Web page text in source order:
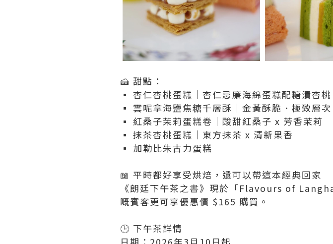
🍰 甜點：
▪️ 杏仁杏桃蛋糕｜杏仁忌廉海綿蛋糕配糖漬杏桃
▪️ 雲呢拿海鹽焦糖千層酥｜金黃酥脆．極致層次
▪️ 紅桑子茉莉蛋糕卷｜酸甜紅桑子 x 芳香茉莉
▪️ 抹茶杏桃蛋糕｜東方抹茶 x 清新果香
▪️ 加勒比朱古力蛋糕
📖 平時都好享受烘焙，還可以帶這本經典回家
《朗廷下午茶之書》現於「Flavours of
嘅賓客更可享優惠價 $165 購買。
🕒 下午茶詳情